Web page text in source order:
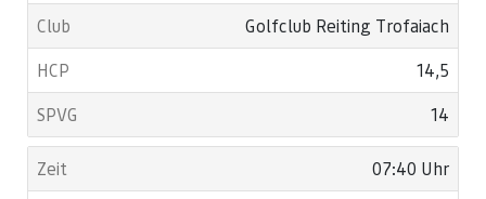
Golfclub Reiting Trofaiach
14,5
14
07:40 Uhr